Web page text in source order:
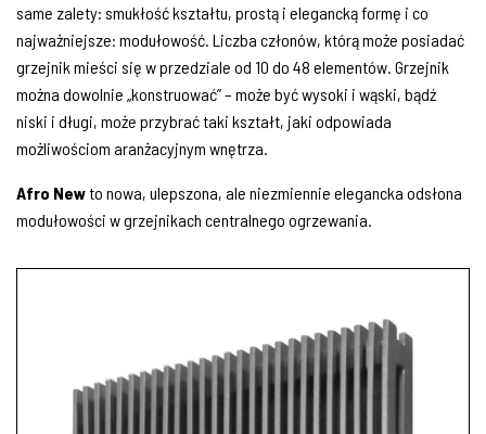
same zalety: smukłość kształtu, prostą i elegancką formę i co
najważniejsze: modułowość. Liczba członów, którą może posiadać
grzejnik mieści się w przedziale od 10 do 48 elementów. Grzejnik
można dowolnie „konstruować” – może być wysoki i wąski, bądź
niski i długi, może przybrać taki kształt, jaki odpowiada
możliwościom aranżacyjnym wnętrza.
Afro Newto nowa, ulepszona, ale niezmiennie elegancka odsłona
modułowości w grzejnikach centralnego ogrzewania.